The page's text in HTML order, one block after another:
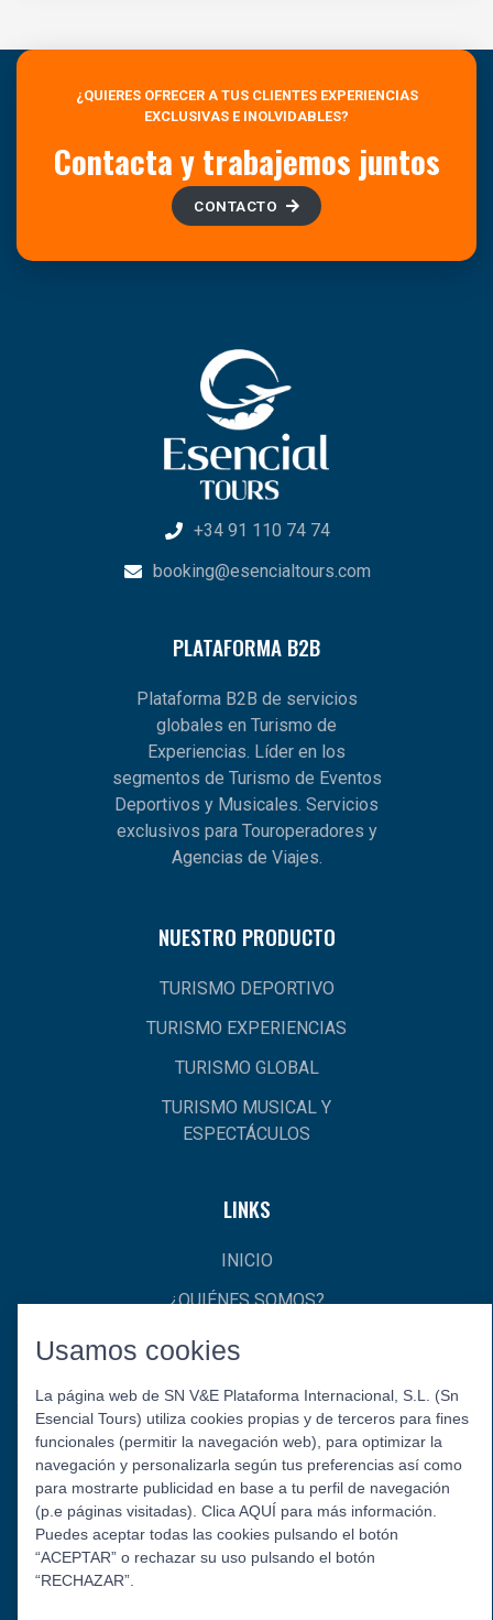
¿QUIERES OFRECER A TUS CLIENTES EXPERIENCIAS
EXCLUSIVAS E INOLVIDABLES?
Contacta y trabajemos juntos
CONTACTO
+34 91 110 74 74
booking@esencialtours.com
PLATAFORMA B2B
Plataforma B2B de servicios
globales en Turismo de
Experiencias. Líder en los
segmentos de Turismo de Eventos
Deportivos y Musicales. Servicios
exclusivos para Touroperadores y
Agencias de Viajes.
NUESTRO PRODUCTO
TURISMO DEPORTIVO
TURISMO EXPERIENCIAS
TURISMO GLOBAL
TURISMO MUSICAL Y
ESPECTÁCULOS
LINKS
INICIO
¿QUIÉNES SOMOS?
CONTACTO
Política de Privacidad Aviso LegalPolítica de Cookies
© 2026 Esencial Tours.
Usamos cookies
La página web de SN V&E Plataforma Internacional, S.L. (Sn
Esencial Tours) utiliza cookies propias y de terceros para fines
funcionales (permitir la navegación web), para optimizar la
navegación y personalizarla según tus preferencias así como
para mostrarte publicidad en base a tu perfil de navegación
(p.e páginas visitadas). Clica AQUÍ para más información.
Puedes aceptar todas las cookies pulsando el botón
“ACEPTAR” o rechazar su uso pulsando el botón
“RECHAZAR”.